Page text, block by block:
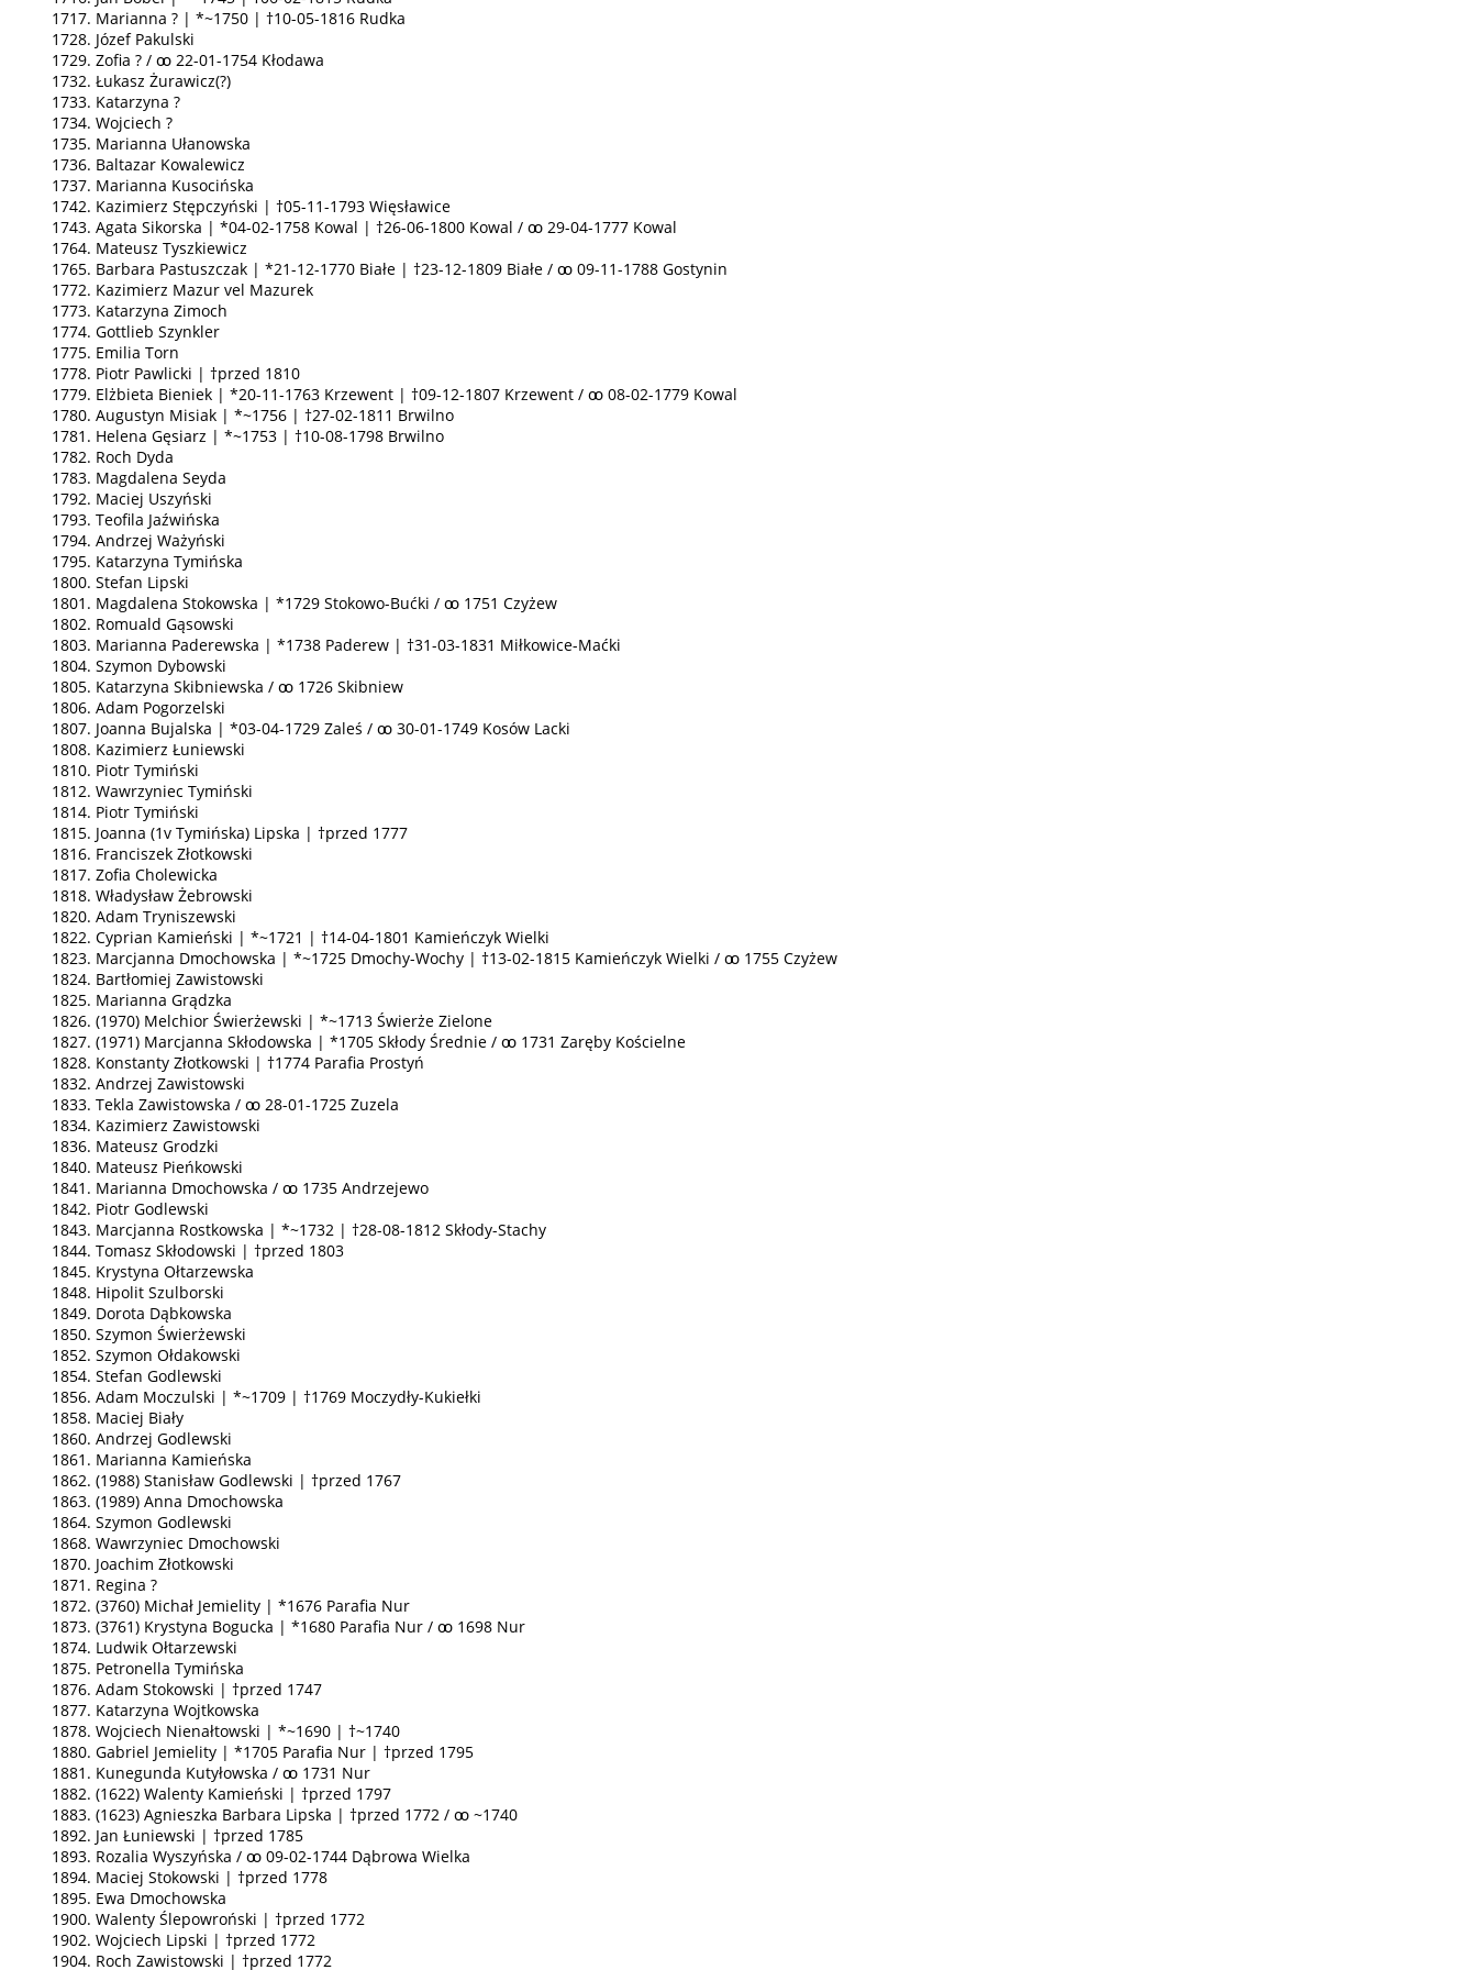
1717. Marianna ? | *~1750 | †10-05-1816 Rudka
1728. Józef Pakulski
1729. Zofia ? / ꚙ 22-01-1754 Kłodawa
1732. Łukasz Żurawicz(?)
1733. Katarzyna ?
1734. Wojciech ?
1735. Marianna Ułanowska
1736. Baltazar Kowalewicz
1737. Marianna Kusocińska
1742. Kazimierz Stępczyński | †05-11-1793 Więsławice
1743. Agata Sikorska | *04-02-1758 Kowal | †26-06-1800 Kowal / ꚙ 29-04-1777 Kowal
1764. Mateusz Tyszkiewicz
1765. Barbara Pastuszczak | *21-12-1770 Białe | †23-12-1809 Białe / ꚙ 09-11-1788 Gostynin
1772. Kazimierz Mazur vel Mazurek
1773. Katarzyna Zimoch
1774. Gottlieb Szynkler
1775. Emilia Torn
1778. Piotr Pawlicki | †przed 1810
1779. Elżbieta Bieniek | *20-11-1763 Krzewent | †09-12-1807 Krzewent / ꚙ 08-02-1779 Kowal
1780. Augustyn Misiak | *~1756 | †27-02-1811 Brwilno
1781. Helena Gęsiarz | *~1753 | †10-08-1798 Brwilno
1782. Roch Dyda
1783. Magdalena Seyda
1792. Maciej Uszyński
1793. Teofila Jaźwińska
1794. Andrzej Ważyński
1795. Katarzyna Tymińska
1800. Stefan Lipski
1801. Magdalena Stokowska | *1729 Stokowo-Bućki / ꚙ 1751 Czyżew
1802. Romuald Gąsowski
1803. Marianna Paderewska | *1738 Paderew | †31-03-1831 Miłkowice-Maćki
1804. Szymon Dybowski
1805. Katarzyna Skibniewska / ꚙ 1726 Skibniew
1806. Adam Pogorzelski
1807. Joanna Bujalska | *03-04-1729 Zaleś / ꚙ 30-01-1749 Kosów Lacki
1808. Kazimierz Łuniewski
1810. Piotr Tymiński
1812. Wawrzyniec Tymiński
1814. Piotr Tymiński
1815. Joanna (1v Tymińska) Lipska | †przed 1777
1816. Franciszek Złotkowski
1817. Zofia Cholewicka
1818. Władysław Żebrowski
1820. Adam Tryniszewski
1822. Cyprian Kamieński | *~1721 | †14-04-1801 Kamieńczyk Wielki
1823. Marcjanna Dmochowska | *~1725 Dmochy-Wochy | †13-02-1815 Kamieńczyk Wielki / ꚙ 1755 Czyżew
1824. Bartłomiej Zawistowski
1825. Marianna Grądzka
1826. (1970) Melchior Świerżewski | *~1713 Świerże Zielone
1827. (1971) Marcjanna Skłodowska | *1705 Skłody Średnie / ꚙ 1731 Zaręby Kościelne
1828. Konstanty Złotkowski | †1774 Parafia Prostyń
1832. Andrzej Zawistowski
1833. Tekla Zawistowska / ꚙ 28-01-1725 Zuzela
1834. Kazimierz Zawistowski
1836. Mateusz Grodzki
1840. Mateusz Pieńkowski
1841. Marianna Dmochowska / ꚙ 1735 Andrzejewo
1842. Piotr Godlewski
1843. Marcjanna Rostkowska | *~1732 | †28-08-1812 Skłody-Stachy
1844. Tomasz Skłodowski | †przed 1803
1845. Krystyna Ołtarzewska
1848. Hipolit Szulborski
1849. Dorota Dąbkowska
1850. Szymon Świerżewski
1852. Szymon Ołdakowski
1854. Stefan Godlewski
1856. Adam Moczulski | *~1709 | †1769 Moczydły-Kukiełki
1858. Maciej Biały
1860. Andrzej Godlewski
1861. Marianna Kamieńska
1862. (1988) Stanisław Godlewski | †przed 1767
1863. (1989) Anna Dmochowska
1864. Szymon Godlewski
1868. Wawrzyniec Dmochowski
1870. Joachim Złotkowski
1871. Regina ?
1872. (3760) Michał Jemielity | *1676 Parafia Nur
1873. (3761) Krystyna Bogucka | *1680 Parafia Nur / ꚙ 1698 Nur
1874. Ludwik Ołtarzewski
1875. Petronella Tymińska
1876. Adam Stokowski | †przed 1747
1877. Katarzyna Wojtkowska
1878. Wojciech Nienałtowski | *~1690 | †~1740
1880. Gabriel Jemielity | *1705 Parafia Nur | †przed 1795
1881. Kunegunda Kutyłowska / ꚙ 1731 Nur
1882. (1622) Walenty Kamieński | †przed 1797
1883. (1623) Agnieszka Barbara Lipska | †przed 1772 / ꚙ ~1740
1892. Jan Łuniewski | †przed 1785
1893. Rozalia Wyszyńska / ꚙ 09-02-1744 Dąbrowa Wielka
1894. Maciej Stokowski | †przed 1778
1895. Ewa Dmochowska
1900. Walenty Ślepowroński | †przed 1772
1902. Wojciech Lipski | †przed 1772
1904. Roch Zawistowski | †przed 1772